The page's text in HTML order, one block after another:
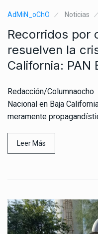
AdMiN_oChO Noticias
Recorridos por
resuelven la
California: PAN
Redacción/
Nacional en Baja
meramente
Leer Más